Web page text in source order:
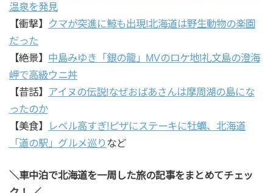
温泉を発見
【衝撃】
クマが突進に鯨も出現!北海道は野生動物の楽園
だった
【絶景】 中島みゆき「銀の龍」MVのロケ地!礼文島の澄海
岬で高級ウニ丼
【昔話】 アイヌの伝説!なぜおばあさんは摩周湖の島にな
ったのか
【美食】
レベル高すぎ!ピザにステーキに牡蠣、北海道
「道の駅」グルメ巡り など
＼車中泊で北海道を一周した旅の記事をまとめてチェッ